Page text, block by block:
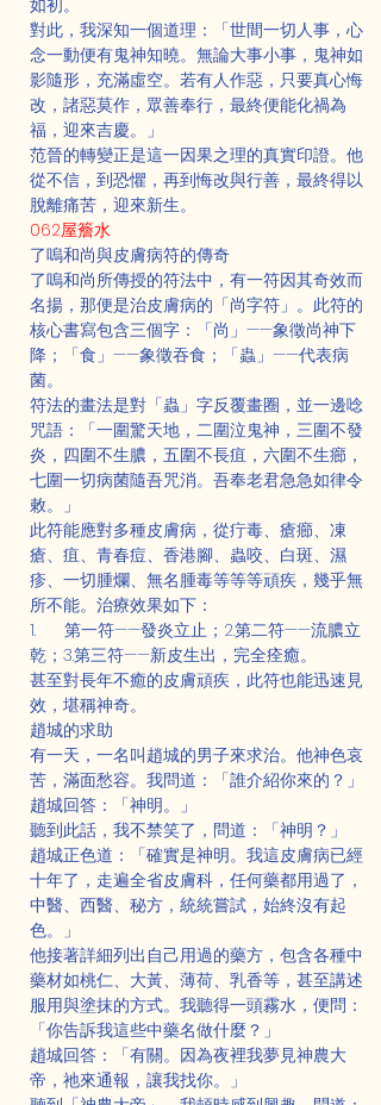
如初。
對此，我深知一個道理：「世間一切人事，心
念一動便有鬼神知曉。無論大事小事，鬼神如
影隨形，充滿虛空。若有人作惡，只要真心悔
改，諸惡莫作，眾善奉行，最終便能化禍為
福，迎來吉慶。」
范晉的轉變正是這一因果之理的真實印證。他
從不信，到恐懼，再到悔改與行善，最終得以
脫離痛苦，迎來新生。
062屋簷水
了嗚和尚與皮膚病符的傳奇
了嗚和尚所傳授的符法中，有一符因其奇效而
名揚，那便是治皮膚病的「尚字符」。此符的
核心書寫包含三個字：「尚」——象徵尚神下
降；「食」——象徵吞食；「蟲」——代表病
菌。
符法的畫法是對「蟲」字反覆畫圈，並一邊唸
咒語：「一圍驚天地，二圍泣鬼神，三圍不發
炎，四圍不生膿，五圍不長疽，六圍不生癤，
七圍一切病菌隨吾咒消。吾奉老君急急如律令
敕。」
此符能應對多種皮膚病，從疔毒、瘡癤、凍
瘡、疽、青春痘、香港腳、蟲咬、白斑、濕
疹、一切腫爛、無名腫毒等等等頑疾，幾乎無
所不能。治療效果如下：
1.      第一符——發炎立止；2.第二符——流膿立
乾；3.第三符——新皮生出，完全痊癒。
甚至對長年不癒的皮膚頑疾，此符也能迅速見
效，堪稱神奇。
趙城的求助
有一天，一名叫趙城的男子來求治。他神色哀
苦，滿面愁容。我問道：「誰介紹你來的？」
趙城回答：「神明。」
聽到此話，我不禁笑了，問道：「神明？」
趙城正色道：「確實是神明。我這皮膚病已經
十年了，走遍全省皮膚科，任何藥都用過了，
中醫、西醫、秘方，統統嘗試，始終沒有起
色。」
他接著詳細列出自己用過的藥方，包含各種中
藥材如桃仁、大黃、薄荷、乳香等，甚至講述
服用與塗抹的方式。我聽得一頭霧水，便問：
「你告訴我這些中藥名做什麼？」
趙城回答：「有關。因為夜裡我夢見神農大
帝，祂來通報，讓我找你。」